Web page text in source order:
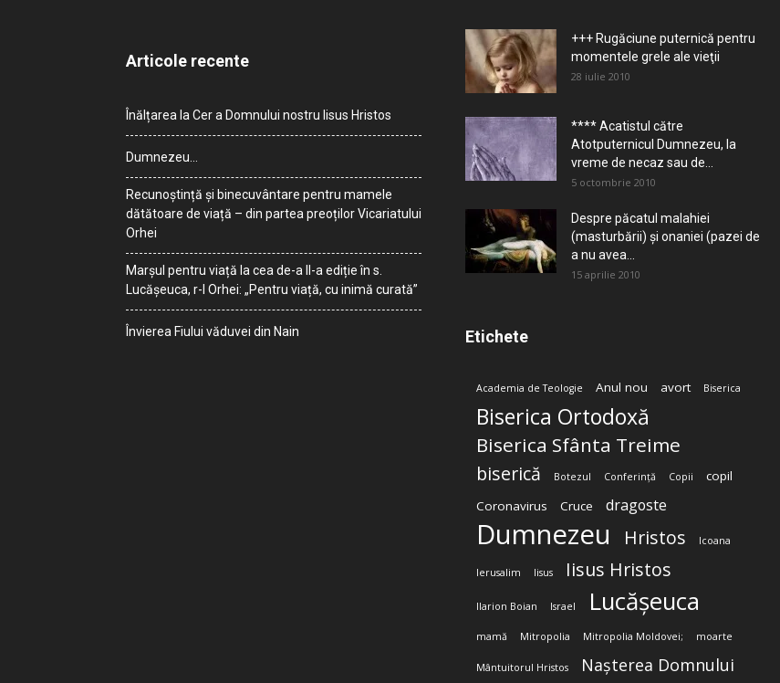
Articole recente
Înălțarea la Cer a Domnului nostru Iisus Hristos
Dumnezeu…
Recunoștință și binecuvântare pentru mamele
dătătoare de viață – din partea preoților Vicariatului
Orhei
Marșul pentru viață la cea de-a II-a ediție în s.
Lucășeuca, r-l Orhei: „Pentru viață, cu inimă curată”
Învierea Fiului văduvei din Nain
+++ Rugăciune puternică pentru
momentele grele ale vieţii
28 iulie 2010
**** Acatistul către
Atotputernicul Dumnezeu, la
vreme de necaz sau de...
5 octombrie 2010
Despre păcatul malahiei
(masturbării) şi onaniei (pazei de
a nu avea...
15 aprilie 2010
Etichete
Academia de Teologie Anul nou avort Biserica
Biserica Ortodoxă
Biserica Sfânta Treime
biserică Botezul Conferință Copii
copil
Coronavirus
Cruce dragoste
Dumnezeu Hristos Icoana
Ierusalim Iisus Iisus Hristos
Ilarion Boian Israel Lucășeuca
mamă Mitropolia Mitropolia Moldovei; moarte
Mântuitorul Hristos Nașterea Domnului